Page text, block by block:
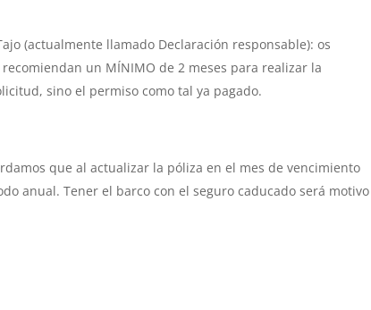
(actualmente llamado Declaración responsable): os
un MÍNIMO de 2 meses para realizar la
sino el permiso como tal ya pagado.
que al actualizar la póliza en el mes de vencimiento
anual. Tener el barco con el seguro caducado será motivo